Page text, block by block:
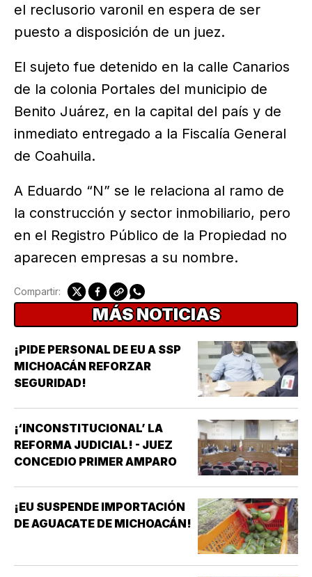
el reclusorio varonil en espera de ser
puesto a disposición de un juez.
El sujeto fue detenido en la calle Canarios
de la colonia Portales del municipio de
Benito Juárez, en la capital del país y de
inmediato entregado a la Fiscalía General
de Coahuila.
A Eduardo “N” se le relaciona al ramo de
la construcción y sector inmobiliario, pero
en el Registro Público de la Propiedad no
aparecen empresas a su nombre.
Compartir:
MÁS NOTICIAS
¡PIDE PERSONAL DE EU A SSP
MICHOACÁN REFORZAR
SEGURIDAD!
¡‘INCONSTITUCIONAL’ LA
REFORMA JUDICIAL! - JUEZ
CONCEDIO PRIMER AMPARO
¡EU SUSPENDE IMPORTACIÓN
DE AGUACATE DE MICHOACÁN!